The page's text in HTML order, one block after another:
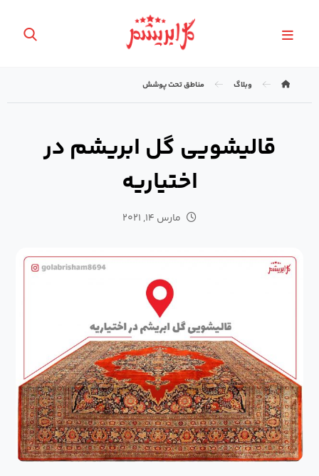
وبلاگ مناطق تحت پوشش
قالیشویی گل ابریشم در
اختیاریه
مارس ۱۴, ۲۰۲۱